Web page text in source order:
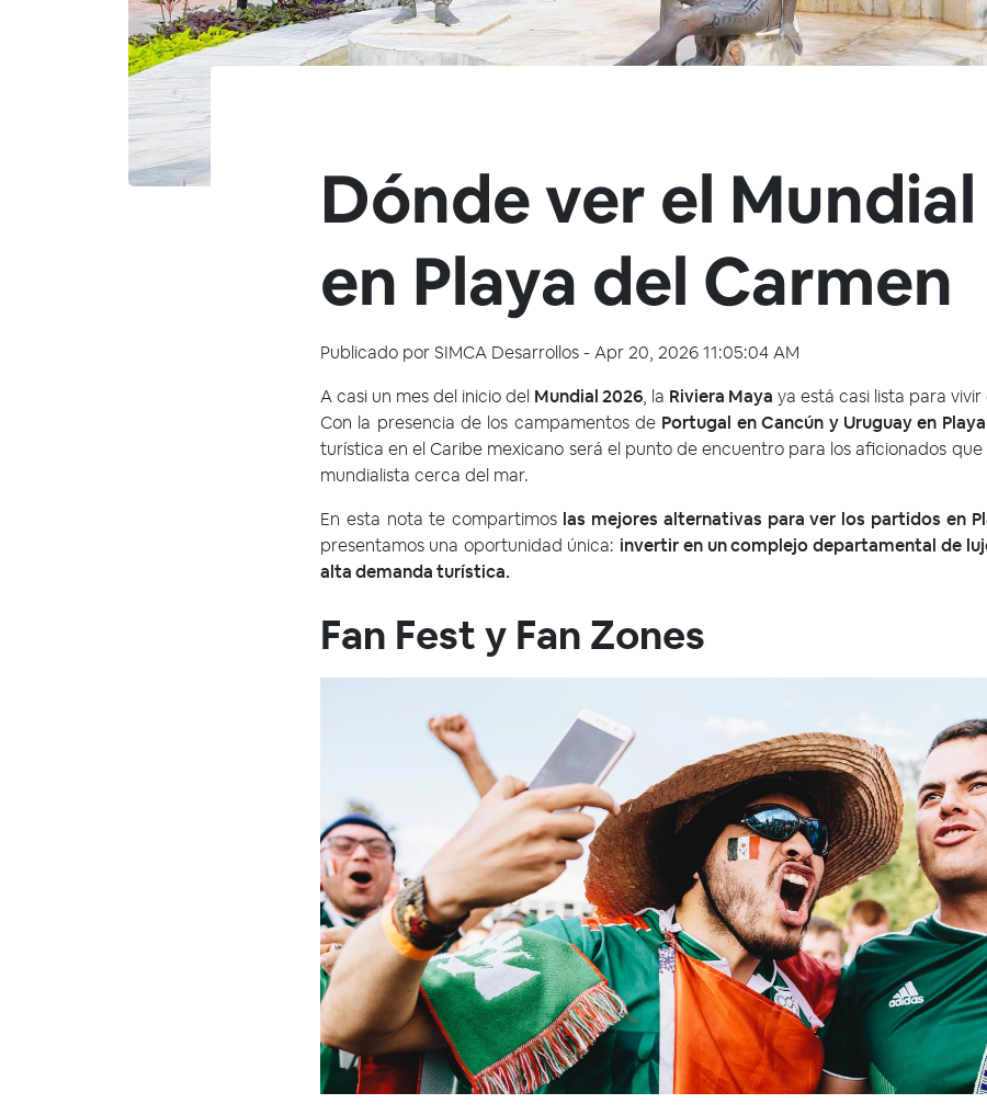
Dónde ver el
en Playa del Carmen
Publicado porSIMCA Desarrollos-Apr 20, 2026 11:05:04 AM
A casi un mes del inicio del Mundial 2026, la Riviera Maya ya está casi lista para
Con la presencia de los campamentos de Portugal en Cancún y Uruguay en
turística en el Caribe mexicano será el punto de encuentro para los aficionados que
mundialista cerca del mar.
En esta nota te compartimos las mejores alternativas para ver los partidos en
presentamos una oportunidad única: invertir en un complejo departamental de
alta demanda turística.
Fan Fest y Fan Zones